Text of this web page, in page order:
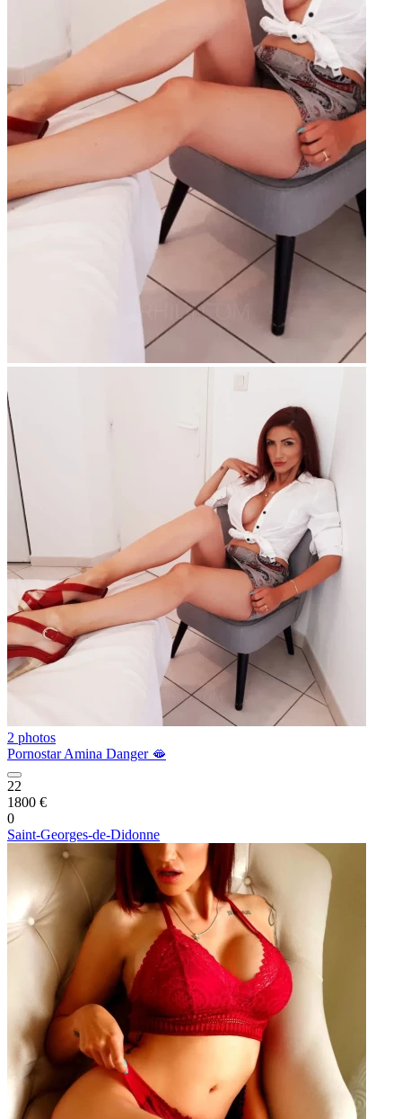
2 photos
Pornostar Amina Danger 🫦
22
1800 €
0
Saint-Georges-de-Didonne